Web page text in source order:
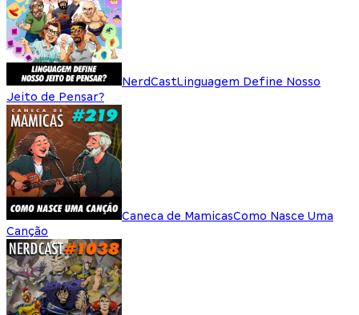
NerdCastLinguagem Define Nosso
Jeito de Pensar?
Caneca de MamicasComo Nasce Uma
Canção